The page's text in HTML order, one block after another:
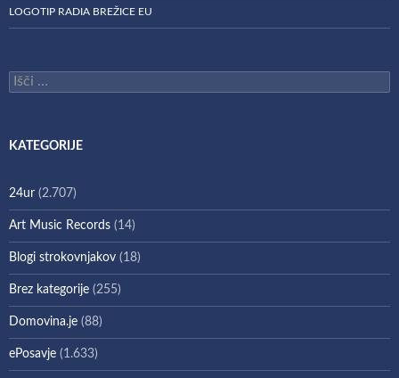
LOGOTIP RADIA BREŽICE EU
Išči:
KATEGORIJE
24ur (2.707)
Art Music Records (14)
Blogi strokovnjakov (18)
Brez kategorije (255)
Domovina.je (88)
ePosavje (1.633)